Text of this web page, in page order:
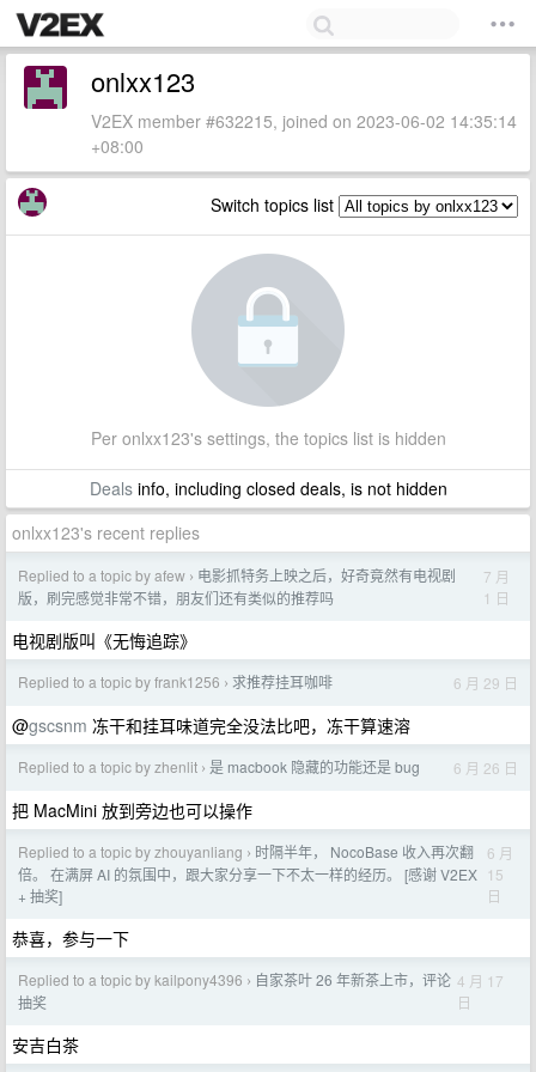
onlxx123
V2EX member #632215, joined on 2023-06-02 14:35:14
+08:00
Switch topics list
Per onlxx123's settings, the topics list is hidden
Dealsinfo, including closed deals, is not hidden
onlxx123's recent replies
Replied to a topic by afew › 电影抓特务上映之后，好奇竟然有电视剧
版，刷完感觉非常不错，朋友们还有类似的推荐吗
7 月
1 日
电视剧版叫《无悔追踪》
Replied to a topic by frank1256 › 求推荐挂耳咖啡 6 月 29 日
@gscsnm 冻干和挂耳味道完全没法比吧，冻干算速溶
Replied to a topic by zhenlit › 是 macbook 隐藏的功能还是 bug 6 月 26 日
把 MacMini 放到旁边也可以操作
Replied to a topic by zhouyanliang › 时隔半年， NocoBase 收入再次翻
倍。 在满屏 AI 的氛围中，跟大家分享一下不太一样的经历。 [感谢 V2EX
+ 抽奖]
6 月
15
日
恭喜，参与一下
Replied to a topic by kailpony4396 › 自家茶叶 26 年新茶上市，评论
抽奖
4 月 17
日
安吉白茶